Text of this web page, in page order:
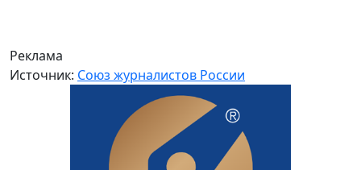
Реклама
Источник: Союз журналистов России